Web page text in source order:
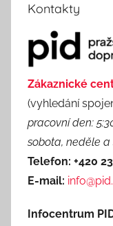
Kontakty
Zákaznické
(vyhledání
pracovní den:
sobota, neděle a
Telefon: +420
E-mail:
Infocentrum